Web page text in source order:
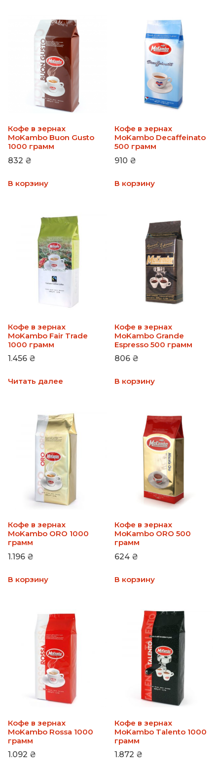
Кофе в зернах
MoKambo Buon Gusto
1000 грамм
832 ₴
В корзину
Кофе в зернах
MoKambo Decaffeinato
500 грамм
910 ₴
В корзину
Кофе в зернах
MoKambo Fair Trade
1000 грамм
1.456 ₴
Читать далее
Кофе в зернах
MoKambo Grande
Espresso 500 грамм
806 ₴
В корзину
Кофе в зернах
MoKambo ORO 1000
грамм
1.196 ₴
В корзину
Кофе в зернах
MoKambo ORO 500
грамм
624 ₴
В корзину
Кофе в зернах
MoKambo Rossa 1000
грамм
1.092 ₴
Кофе в зернах
MoKambo Talento 1000
грамм
1.872 ₴